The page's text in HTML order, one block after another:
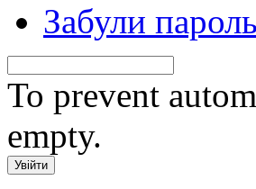
Забули
To prevent
empty.